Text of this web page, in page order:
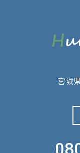
宮城